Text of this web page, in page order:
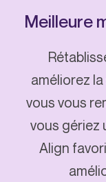
Meilleure
améliorez
vous vous
vous gériez
Align